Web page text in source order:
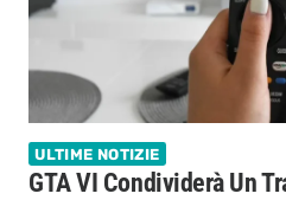
ULTIME NOTIZIE
GTA VI Condividerà Un